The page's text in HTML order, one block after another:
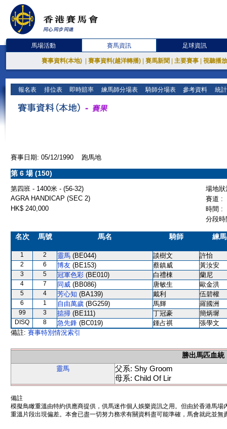
馬場活動 賽馬資訊 足球資訊
賽事資料(本地) 賽事資料(越洋轉播) 賽馬新聞 主要賽事 視聽播
報名表 排位表 即時賠率 練馬師分場表 騎師分場表 參考資料 統
賽事日期: 05/12/1990 跑馬地
第 6 場 (150)
第四班 - 1400米 - (56-32)
場地
AGRA HANDICAP (SEC 2)
賽道 :
HK$ 240,000
時間 :
分段
名次 馬號 馬名 騎師 練
1 2 靈馬 (BE044) 談樹文 許怡
2 6 博友 (BE153) 蔡鎮威 黃汝安
3 5 冠軍色彩 (BE010) 白禮棟 蘭尼
4 7 同威 (BB086) 唐敏生 歐金洪
5 4 芳心知 (BA139) 戴利 伍碧權
6 1 自由萬歲 (BG259) 馬輝 羅國洲
99 3 掂掃 (BE111) 丁冠豪 簡炳墀
DISQ 8 急先鋒 (BC019) 鍾占祺
張學文
備註: 賽事特別情況索引
勝出馬匹血統
靈馬
父系: Shy Groom
母系: Child Of Lir
備註
模擬鳥瞰重溫由特約供應商提供，供馬迷作個人娛樂資訊之用。但由於香港馬
重溫片段出現偏差。本會已盡一切努力務求有關資料盡可能準確，馬會就此並